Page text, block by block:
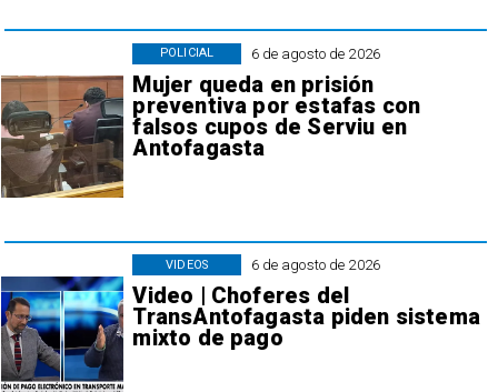
6 de agosto de 2026
Mujer queda en prisión
preventiva por estafas con
falsos cupos de Serviu en
Antofagasta
POLICIAL
6 de agosto de 2026
Video | Choferes del
TransAntofagasta piden sistema
mixto de pago
VIDEOS